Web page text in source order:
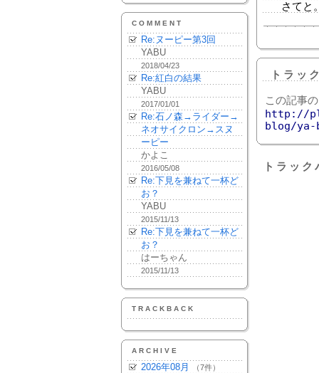
COMMENT
Re:ヌーピー第3回
YABU
2018/04/23
Re:紅白の結果
YABU
2017/01/01
Re:石ノ森→ライダー→
ネオサイクロン→スヌ
ーピー
かよこ
2016/05/08
Re:下見を兼ねて一杯ど
お？
YABU
2015/11/13
Re:下見を兼ねて一杯ど
お？
はーちゃん
2015/11/13
TRACKBACK
ARCHIVE
2026年08月 （7件）
さてと
トラッ
この記事
http://
blog/ya-
トラッ